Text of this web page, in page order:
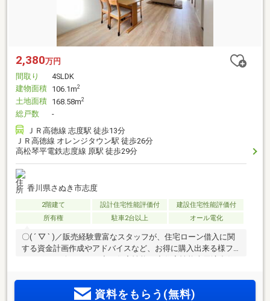
2,380万円
間取り
4SLDK
建物面積 106.1m2
土地面積 168.58m2
総戸数
-
ＪＲ高徳線 志度駅 徒歩13分
ＪＲ高徳線 オレンジタウン駅 徒歩26分
高松琴平電鉄志度線 原駅 徒歩29分
香川県さぬき市志度
2階建て 設計住宅性能評価付
建設住宅性能評価付
所有権
駐車2台以上 オール電化
〇( ´ ▽ ` )／販売経験豊富なスタッフが、住宅ローン借入に関
する資金計画作成やアドバイスなど、お得に購入出来る様フ
高ランク等級の高品質住宅♪（耐震２項目・劣化対策・維持管
理・耐風・ホルムアルデヒド対策）◇ ご案内 ◇物件資
資料をもらう(無料)